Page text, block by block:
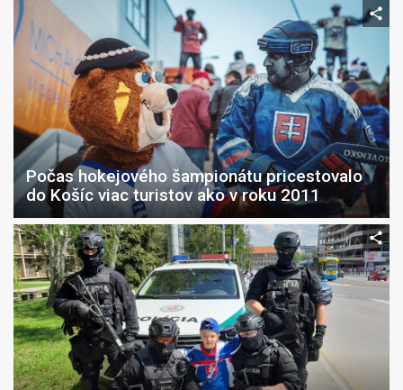
Počas hokejového šampionátu pricestovalo
do Košíc viac turistov ako v roku 2011